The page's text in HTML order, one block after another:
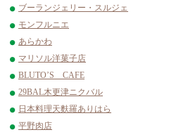
ブーランジェリー・スルジェ
モンフルニエ
あらかわ
マリソル洋菓子店
BLUTO’S CAFE
29BAL木更津ニクバル
日本料理天麩羅ありはら
平野肉店